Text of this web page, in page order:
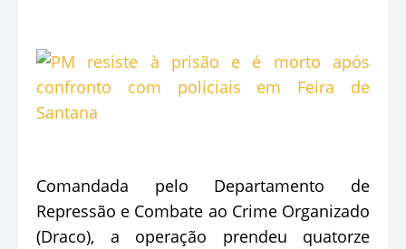
Comandada pelo Departamento de
Repressão e Combate ao Crime Organizado
(Draco), a operação prendeu quatorze